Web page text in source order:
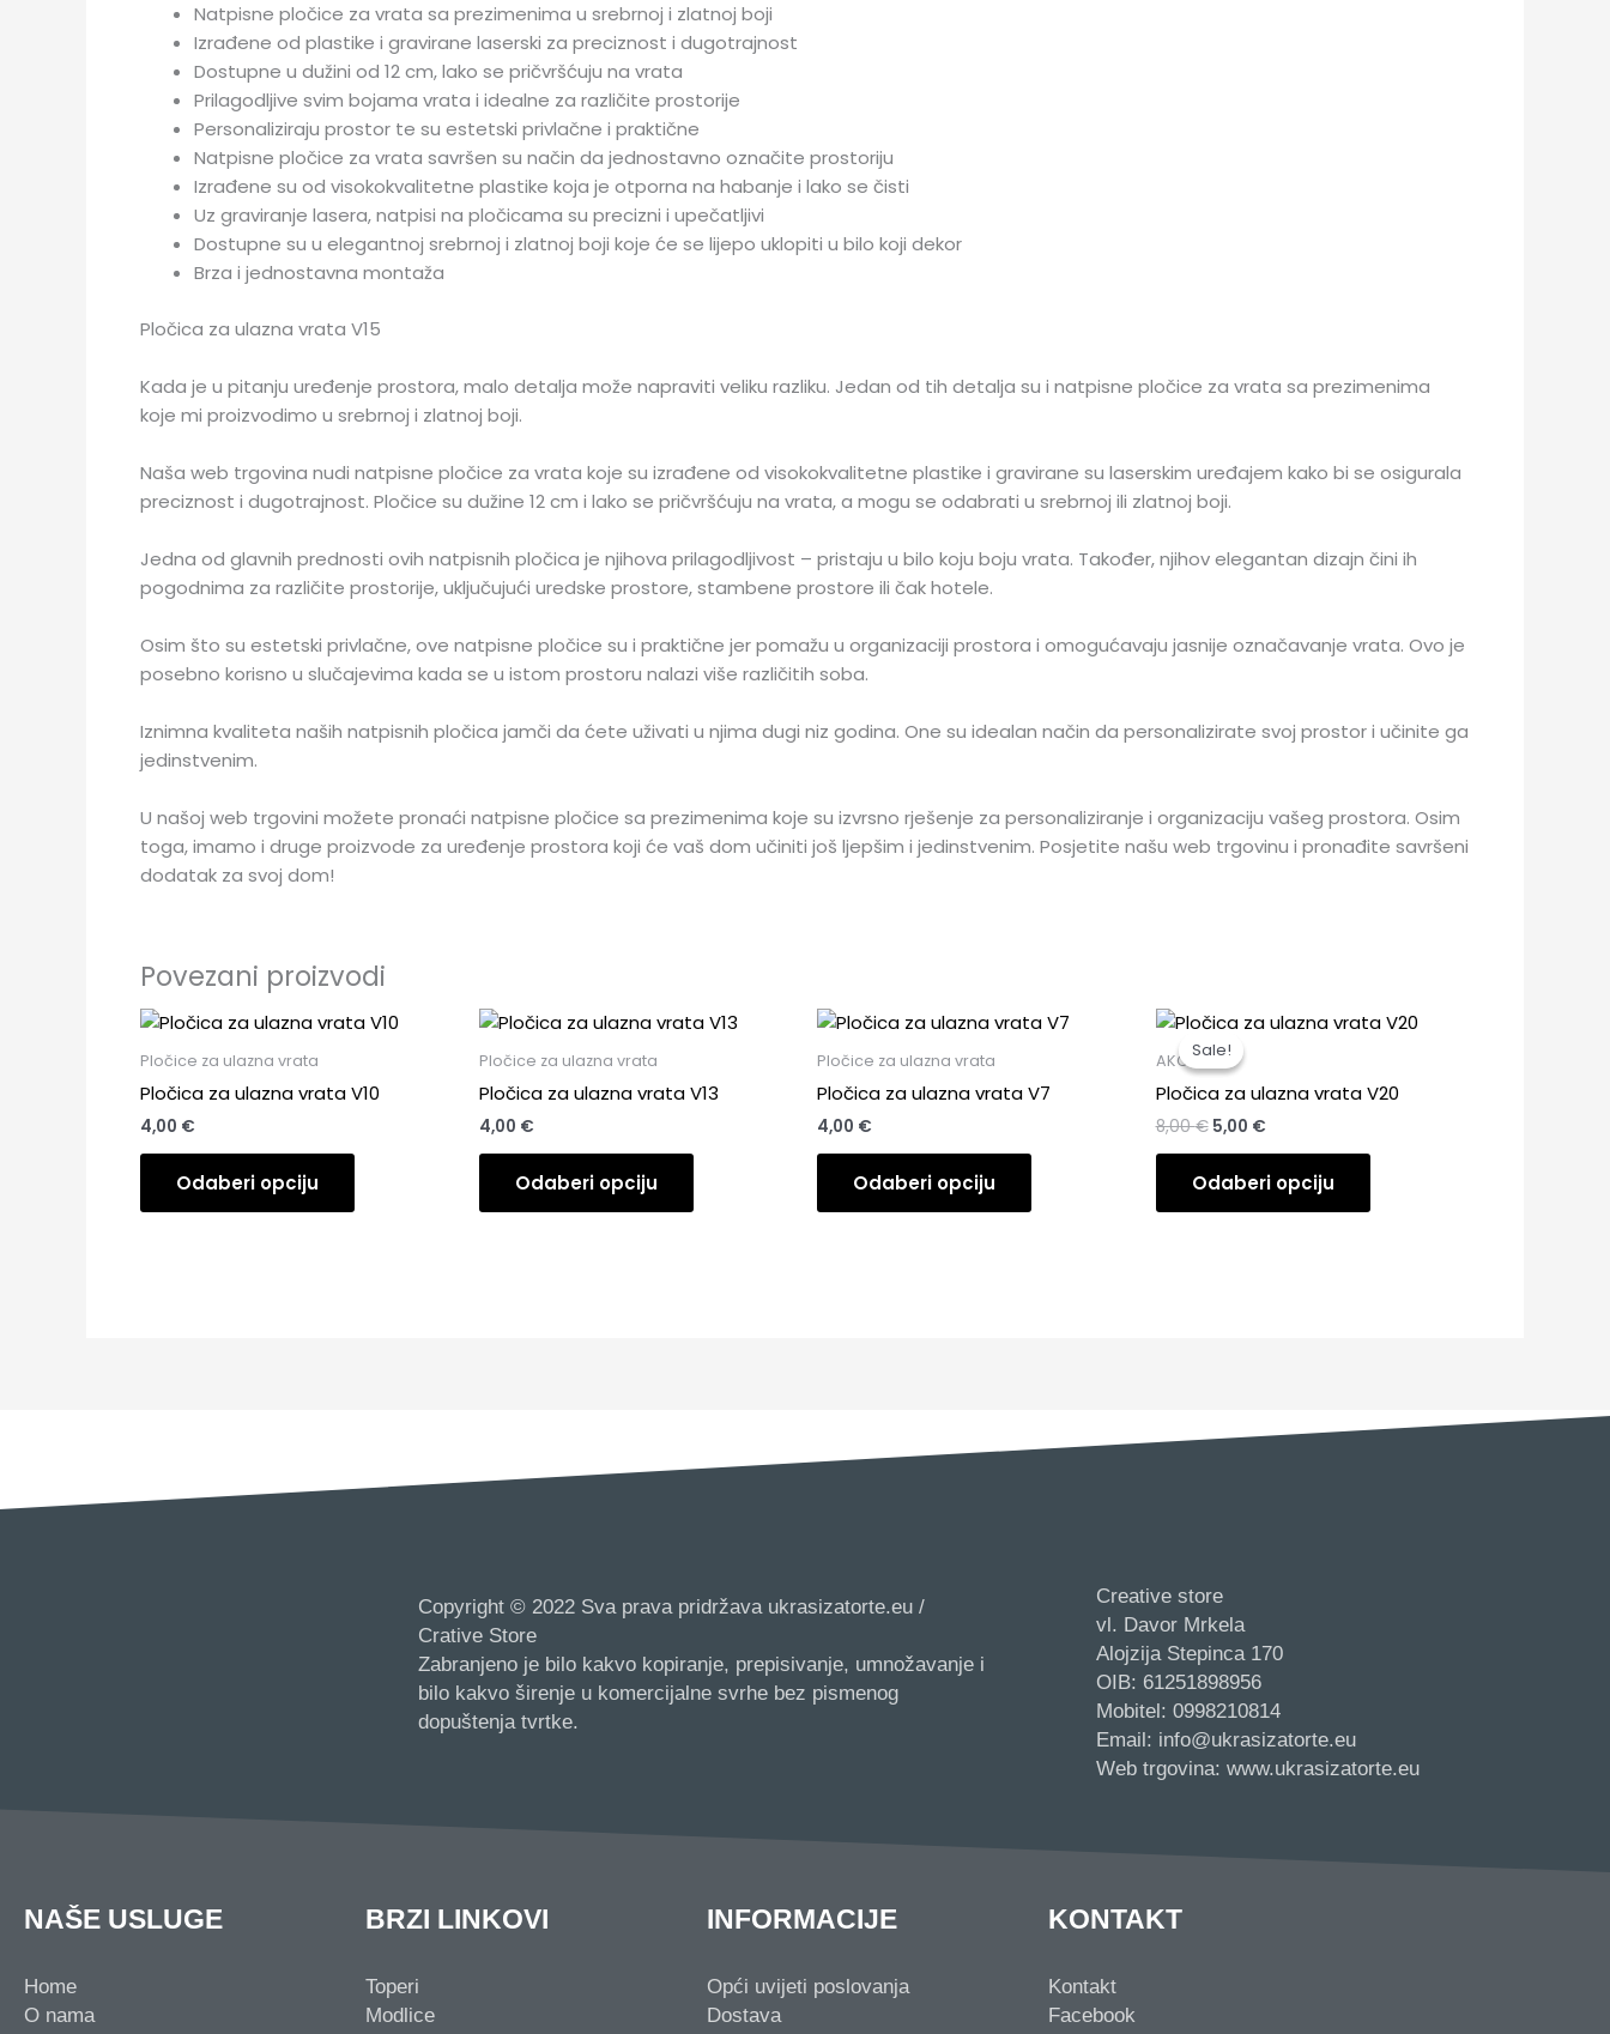
Natpisne pločice za vrata sa prezimenima u srebrnoj i zlatnoj boji
Izrađene od plastike i gravirane laserski za preciznost i dugotrajnost
Dostupne u dužini od 12 cm, lako se pričvršćuju na vrata
Prilagodljive svim bojama vrata i idealne za različite prostorije
Personaliziraju prostor te su estetski privlačne i praktične
Natpisne pločice za vrata savršen su način da jednostavno označite prostoriju
Izrađene su od visokokvalitetne plastike koja je otporna na habanje i lako se čisti
Uz graviranje lasera, natpisi na pločicama su precizni i upečatljivi
Dostupne su u elegantnoj srebrnoj i zlatnoj boji koje će se lijepo uklopiti u bilo koji dekor
Brza i jednostavna montaža
Pločica za ulazna vrata V15
Kada je u pitanju uređenje prostora, malo detalja može napraviti veliku razliku. Jedan od tih detalja su i natpisne pločice za vrata sa prezimenima
koje mi proizvodimo u srebrnoj i zlatnoj boji.
Naša web trgovina nudi natpisne pločice za vrata koje su izrađene od visokokvalitetne plastike i gravirane su laserskim uređajem kako bi se osigurala
preciznost i dugotrajnost. Pločice su dužine 12 cm i lako se pričvršćuju na vrata, a mogu se odabrati u srebrnoj ili zlatnoj boji.
Jedna od glavnih prednosti ovih natpisnih pločica je njihova prilagodljivost – pristaju u bilo koju boju vrata. Također, njihov elegantan dizajn čini ih
pogodnima za različite prostorije, uključujući uredske prostore, stambene prostore ili čak hotele.
Osim što su estetski privlačne, ove natpisne pločice su i praktične jer pomažu u organizaciji prostora i omogućavaju jasnije označavanje vrata. Ovo je
posebno korisno u slučajevima kada se u istom prostoru nalazi više različitih soba.
Iznimna kvaliteta naših natpisnih pločica jamči da ćete uživati u njima dugi niz godina. One su idealan način da personalizirate svoj prostor i učinite ga
jedinstvenim.
U našoj web trgovini možete pronaći natpisne pločice sa prezimenima koje su izvrsno rješenje za personaliziranje i organizaciju vašeg prostora. Osim
toga, imamo i druge proizvode za uređenje prostora koji će vaš dom učiniti još ljepšim i jedinstvenim. Posjetite našu web trgovinu i pronađite savršeni
dodatak za svoj dom!
Povezani proizvodi
Pločice za ulazna vrata
Pločica za ulazna vrata V10
4,00 €
Odaberi opciju
Pločice za ulazna vrata
Pločica za ulazna vrata V13
4,00 €
Odaberi opciju
Pločice za ulazna vrata
Pločica za ulazna vrata V7
4,00 €
Odaberi opciju
Sale!
Sale!
AKCIJA
Pločica za ulazna vrata V20
8,00€
Izvorna
bila
je:
8,00 €.
5,00 €
Trenutna
Odaberi opciju
Copyright © 2022 Sva prava pridržava ukrasizatorte.eu /
Crative Store
Zabranjeno je bilo kakvo kopiranje, prepisivanje, umnožavanje i
bilo kakvo širenje u komercijalne svrhe bez pismenog
dopuštenja tvrtke.
Creative store
vl. Davor Mrkela
Alojzija Stepinca 170
OIB: 61251898956
Mobitel: 0998210814
Email: info@ukrasizatorte.eu
Web trgovina: www.ukrasizatorte.eu
NAŠE USLUGE
Home
O nama
BRZI LINKOVI
Toperi
Modlice
INFORMACIJE
Opći uvijeti poslovanja
Dostava
KONTAKT
Kontakt
Facebook